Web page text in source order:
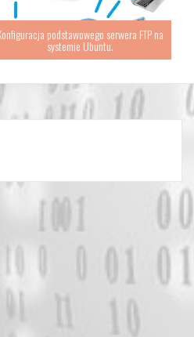
podstawowego serwera FTP na
systemie Ubuntu.